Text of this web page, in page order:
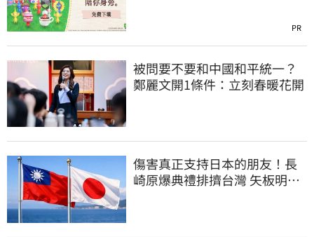
PR
被問要不要和中國和平統一？
鄭麗文開1條件：立刻春暖花開
傷害真正支持日本的朋友！長
崎原爆典禮排擠台灣 矢板明夫